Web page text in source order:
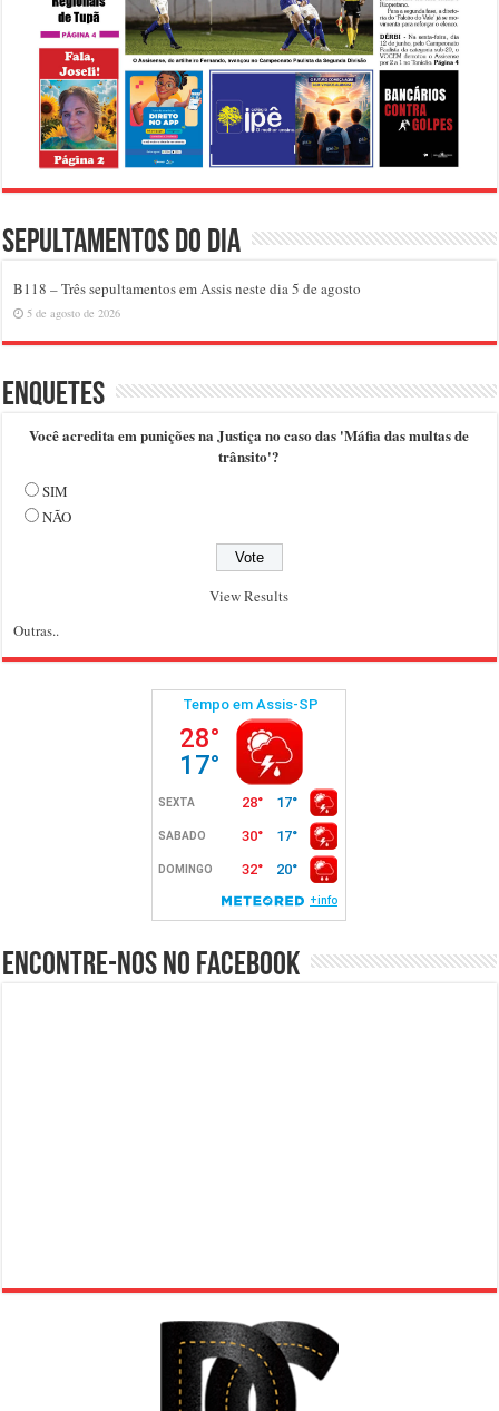
Sepultamentos do dia
B118 – Três sepultamentos em Assis neste dia 5 de agosto
5 de agosto de 2026
Enquetes
Você acredita em punições na Justiça no caso das 'Máfia das multas de
trânsito'?
SIM
NÃO
View Results
Outras..
Encontre-nos no Facebook